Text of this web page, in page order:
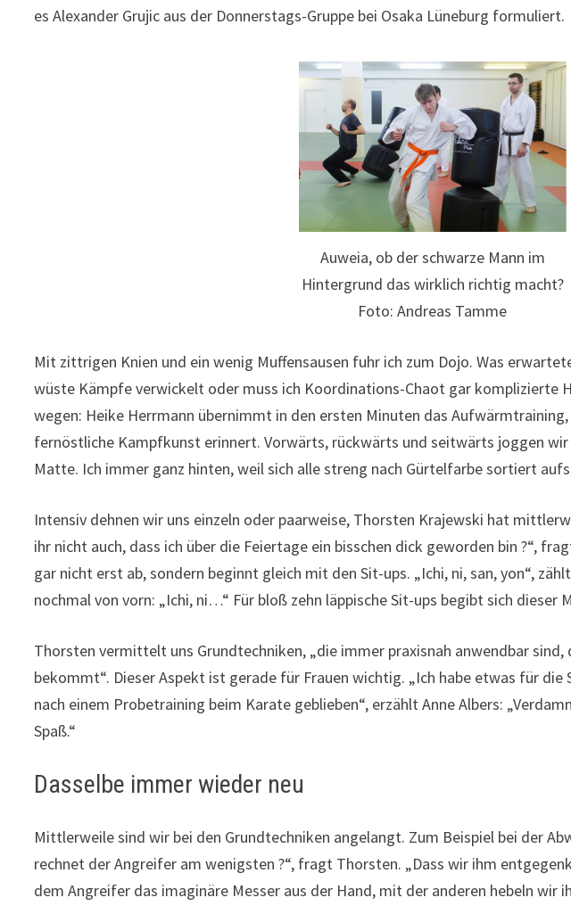
es Alexander Grujic aus der Donnerstags-Gruppe bei Osaka Lüneburg formuliert.
Auweia, ob der schwarze Mann im
Hintergrund das wirklich richtig macht?
Foto: Andreas Tamme
Mit zittrigen Knien und ein wenig Muffensausen fuhr ich zum Dojo. Was
wüste Kämpfe verwickelt oder muss ich Koordinations-Chaot gar komplizierte
wegen: Heike Herrmann übernimmt in den ersten Minuten das Aufwärmtraining,
fernöstliche Kampfkunst erinnert. Vorwärts, rückwärts und seitwärts joggen wir
Matte. Ich immer ganz hinten, weil sich alle streng nach Gürtelfarbe sortiert
Intensiv dehnen wir uns einzeln oder paarweise, Thorsten Krajewski hat
ihr nicht auch, dass ich über die Feiertage ein bisschen dick geworden bin ?“,
gar nicht erst ab, sondern beginnt gleich mit den Sit-ups. „Ichi, ni, san, yon“,
nochmal von vorn: „Ichi, ni…“ Für bloß zehn läppische Sit-ups begibt sich dieser
Thorsten vermittelt uns Grundtechniken, „die immer praxisnah anwendbar
bekommt“. Dieser Aspekt ist gerade für Frauen wichtig. „Ich habe etwas für
nach einem Probetraining beim Karate geblieben“, erzählt Anne Albers:
Spaß.“
Dasselbe immer wieder neu
Mittlerweile sind wir bei den Grundtechniken angelangt. Zum Beispiel bei der
rechnet der Angreifer am wenigsten ?“, fragt Thorsten. „Dass wir ihm
dem Angreifer das imaginäre Messer aus der Hand, mit der anderen hebeln wir